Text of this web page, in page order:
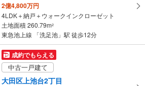
2億4,800万円
4LDK＋納戸＋ウォークインクローゼット
土地面積 260.79m2
東急池上線 「洗足池」駅 徒歩12分
成約でもらえる
中古一戸建て
大田区上池台2丁目